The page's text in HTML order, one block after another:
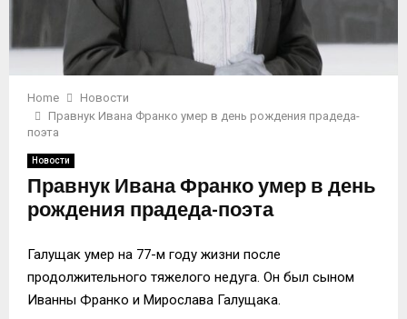
Home
Новости
Правнук Ивана Франко умер в день рождения прадеда-
поэта
Новости
Правнук Ивана Франко умер в день
рождения прадеда-поэта
Галущак умер на 77-м году жизни после
продолжительного тяжелого недуга. Он был сыном
Иванны Франко и Мирослава Галущака.